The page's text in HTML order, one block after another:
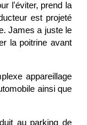
l'éviter, prend la
est projeté
James a juste le
la poitrine avant
appareillage
ainsi que
au parking de